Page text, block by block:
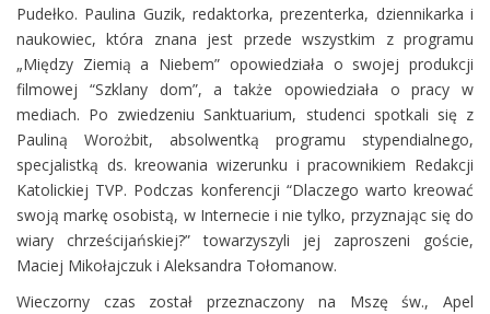
Pudełko. Paulina Guzik, redaktorka, prezenterka, dziennikarka i
naukowiec, która znana jest przede wszystkim z programu
„Między Ziemią a Niebem” opowiedziała o swojej produkcji
filmowej “Szklany dom”, a także opowiedziała o pracy w
mediach. Po zwiedzeniu Sanktuarium, studenci spotkali się z
Pauliną Worożbit, absolwentką programu stypendialnego,
specjalistką ds. kreowania wizerunku i pracownikiem Redakcji
Katolickiej TVP. Podczas konferencji “Dlaczego warto kreować
swoją markę osobistą, w Internecie i nie tylko, przyznając się do
wiary chrześcijańskiej?” towarzyszyli jej zaproszeni goście,
Maciej Mikołajczuk i Aleksandra Tołomanow.
Wieczorny czas został przeznaczony na Mszę św., Apel